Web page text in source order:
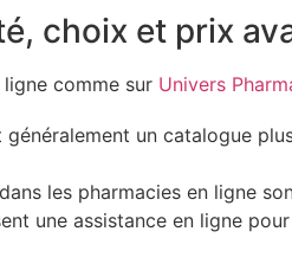
choix et prix
comme sur Univers
un catalogue
les pharmacies en ligne
une assistance en ligne